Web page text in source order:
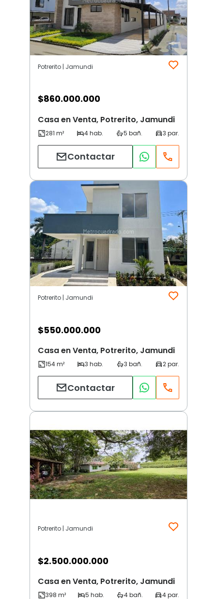
Potrerito | Jamundi
$860.000.000
Casa en Venta, Potrerito, Jamundi
Contactar
Potrerito | Jamundi
$550.000.000
Casa en Venta, Potrerito, Jamundi
Contactar
Potrerito | Jamundi
$2.500.000.000
Casa en Venta, Potrerito, Jamundi